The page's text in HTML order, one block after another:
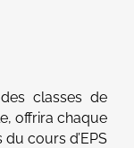
classes de
offrira chaque
cours d’EPS